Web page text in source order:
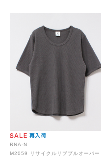
RNA-N
M2059 リサイクルリブプルオーバー